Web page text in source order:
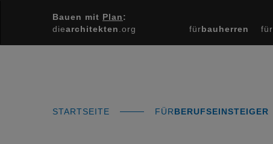
Bauen mit Plan:
diearchitekten .org fürbauherren für
STARTSEITE FÜRBERUFSEINSTEIGER